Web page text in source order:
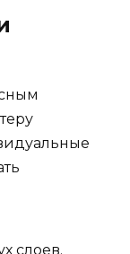
слоев.